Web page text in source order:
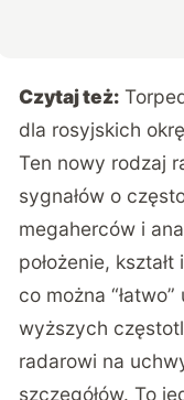
Czytaj też:
dla rosyjskich
Ten nowy rodzaj
sygnałów o
megaherców i
położenie,
co można
wyższych
radarowi na
szczegółów. To